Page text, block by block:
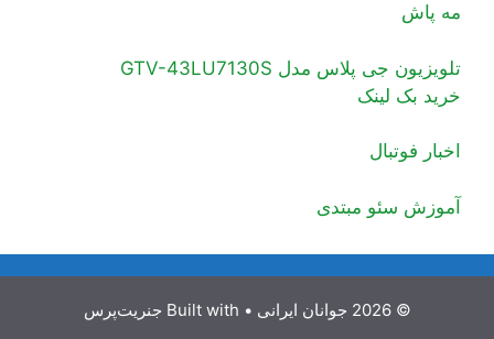
مه پاش
تلویزیون جی پلاس مدل GTV-43LU7130S
خرید بک لینک
اخبار فوتبال
آموزش سئو مبتدی
© 2026 جوانان ایرانی • Built with جنریت‌پرس